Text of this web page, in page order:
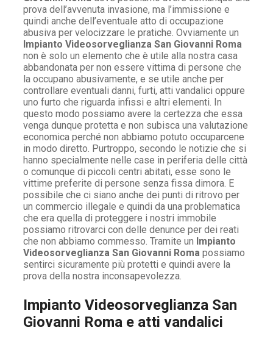
prova dell’avvenuta invasione, ma l’immissione e
quindi anche dell’eventuale atto di occupazione
abusiva per velocizzare le pratiche. Ovviamente un
Impianto Videosorveglianza San Giovanni Roma
non è solo un elemento che è utile alla nostra casa
abbandonata per non essere vittima di persone che
la occupano abusivamente, e se utile anche per
controllare eventuali danni, furti, atti vandalici oppure
uno furto che riguarda infissi e altri elementi. In
questo modo possiamo avere la certezza che essa
venga dunque protetta e non subisca una valutazione
economica perché non abbiamo potuto occuparcene
in modo diretto. Purtroppo, secondo le notizie che si
hanno specialmente nelle case in periferia delle città
o comunque di piccoli centri abitati, esse sono le
vittime preferite di persone senza fissa dimora. E
possibile che ci siano anche dei punti di ritrovo per
un commercio illegale e quindi da una problematica
che era quella di proteggere i nostri immobile
possiamo ritrovarci con delle denunce per dei reati
che non abbiamo commesso. Tramite un Impianto
Videosorveglianza San Giovanni Roma possiamo
sentirci sicuramente più protetti e quindi avere la
prova della nostra inconsapevolezza.
Impianto Videosorveglianza San
Giovanni Roma e atti vandalici